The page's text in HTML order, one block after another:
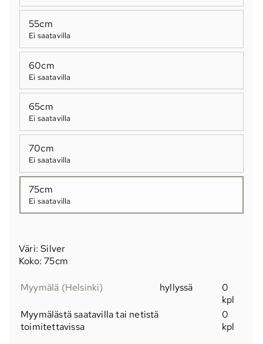
55cm
Ei saatavilla
60cm
Ei saatavilla
65cm
Ei saatavilla
70cm
Ei saatavilla
75cm
Ei saatavilla
Väri: Silver
Koko: 75cm
Myymälä (Helsinki) hyllyssä
0
kpl
Myymälästä saatavilla tai netistä
toimitettavissa
0
kpl